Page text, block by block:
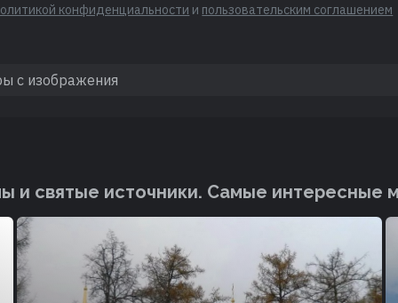
конфиденциальности и пользовательским соглашением
и святые источники. Cамые интересные